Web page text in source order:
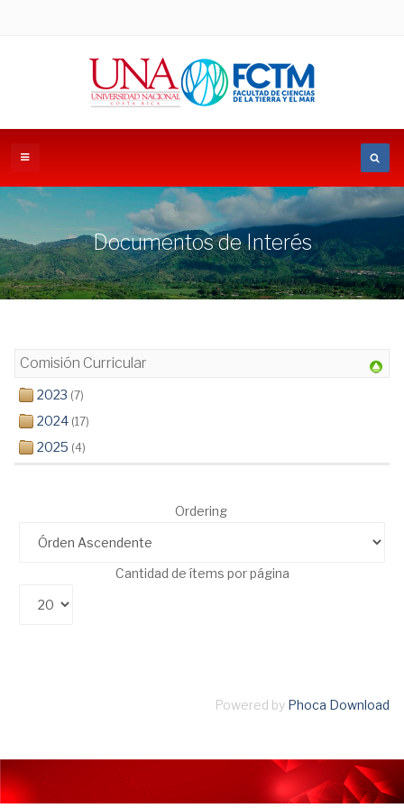
Documentos de Interés
Comisión Curricular
2023 (7)
2024 (17)
2025 (4)
Ordering
Cantidad de ítems por página
Powered by Phoca Download